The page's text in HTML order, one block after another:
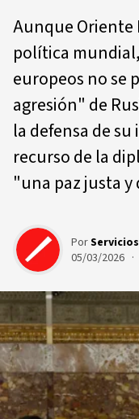
Aunque Oriente
política
europeos no se
agresión" de
la defensa de
recurso de la
"una paz justa
Por
05/03/2026 ·